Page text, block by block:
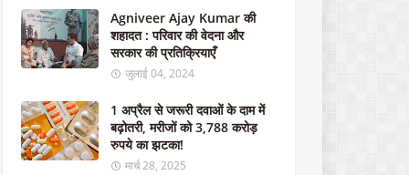
'
,
जा
नि
स
के
स
में
Agniveer Ajay Kumar की
शहादत : परिवार की वेदना और
सरकार की प्रतिक्रियाएँ
जुलाई 04, 2024
1 अप्रैल से जरूरी दवाओं के दाम में
बढ़ोतरी, मरीजों को 3,788 करोड़
रुपये का झटका!
मार्च 28, 2025